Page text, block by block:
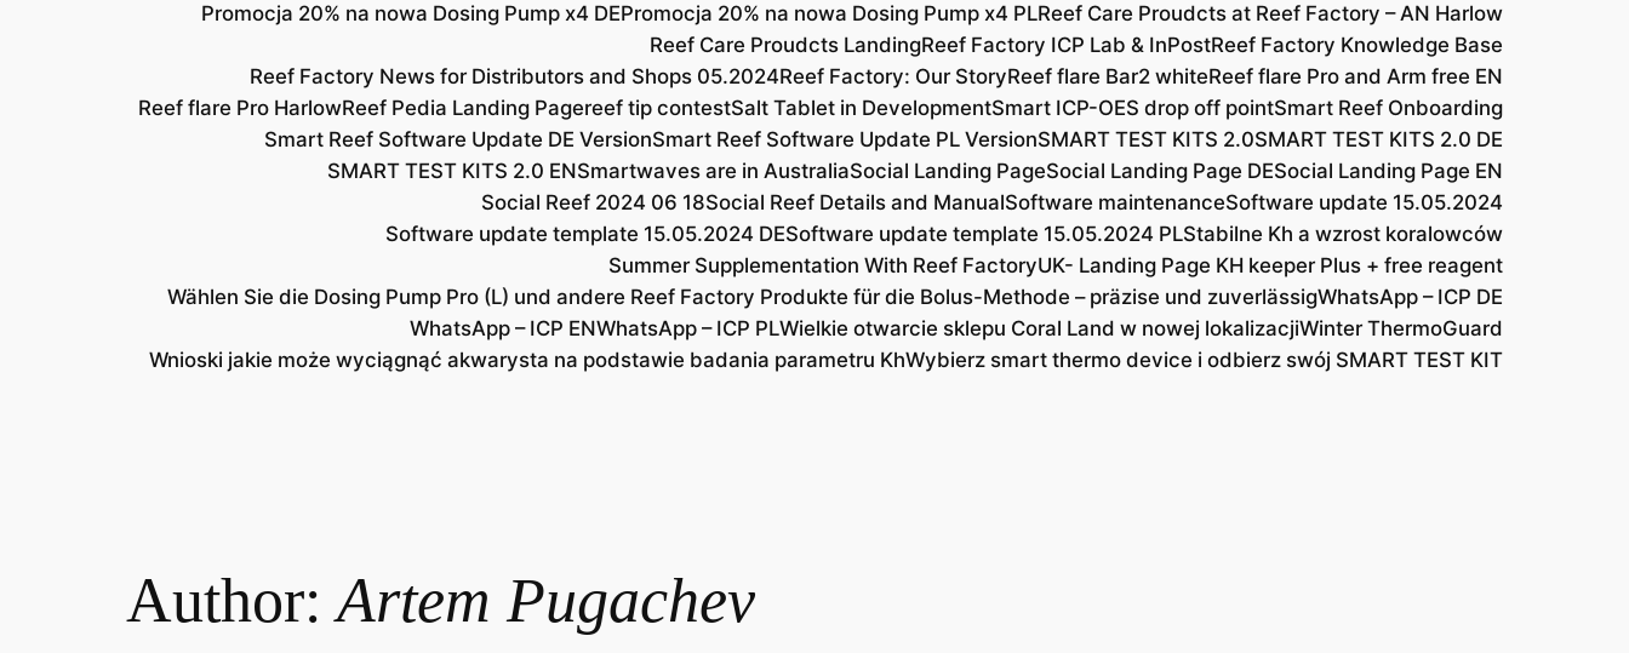
Promocja 20% na nowa Dosing Pump x4 DEPromocja 20% na nowa Dosing Pump x4 PLReef Care Proudcts at Reef Factory – AN Harlow
Reef Care Proudcts LandingReef Factory ICP Lab & InPostReef Factory Knowledge Base
Reef Factory News for Distributors and Shops 05.2024Reef Factory: Our StoryReef flare Bar2 whiteReef flare Pro and Arm free EN
Reef flare Pro HarlowReef Pedia Landing Pagereef tip contestSalt Tablet in DevelopmentSmart ICP-OES drop off pointSmart Reef Onboarding
Smart Reef Software Update DE VersionSmart Reef Software Update PL VersionSMART TEST KITS 2.0SMART TEST KITS 2.0 DE
SMART TEST KITS 2.0 ENSmartwaves are in AustraliaSocial Landing PageSocial Landing Page DESocial Landing Page EN
Social Reef 2024 06 18Social Reef Details and ManualSoftware maintenanceSoftware update 15.05.2024
Software update template 15.05.2024 DESoftware update template 15.05.2024 PLStabilne Kh a wzrost koralowców
Summer Supplementation With Reef FactoryUK- Landing Page KH keeper Plus + free reagent
Wählen Sie die Dosing Pump Pro (L) und andere Reef Factory Produkte für die Bolus-Methode – präzise und zuverlässigWhatsApp – ICP DE
WhatsApp – ICP ENWhatsApp – ICP PLWielkie otwarcie sklepu Coral Land w nowej lokalizacjiWinter ThermoGuard
Wnioski jakie może wyciągnąć akwarysta na podstawie badania parametru KhWybierz smart thermo device i odbierz swój SMART TEST KIT
Author:Artem Pugachev